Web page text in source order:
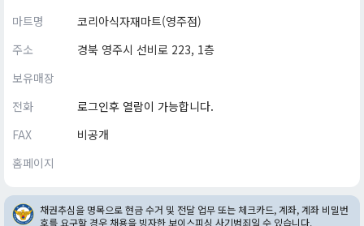
마트명
코리아식자재마트(영주점)
주소
경북 영주시 선비로 223, 1층
보유매장
전화
로그인후 열람이 가능합니다.
FAX
비공개
홈페이지
채권추심을 명목으로 현금 수거 및 전달 업무 또는 체크카드, 계좌, 계좌 비밀번
호를 요구할 경우 채용을 빙자한 보이스피싱 사기범죄일 수 있습니다.